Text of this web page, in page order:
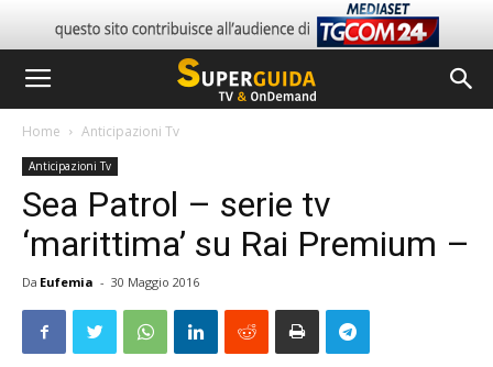
Home Anticipazioni Tv
Anticipazioni Tv
Sea Patrol – serie tv
‘marittima’ su Rai Premium –
Da Eufemia - 30 Maggio 2016